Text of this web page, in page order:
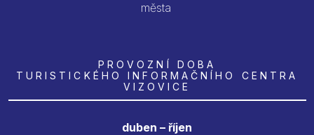
města
PROVOZNÍ DOBA
TURISTICKÉHO INFORMAČNÍHO CENTRA
VIZOVICE
duben – říjen